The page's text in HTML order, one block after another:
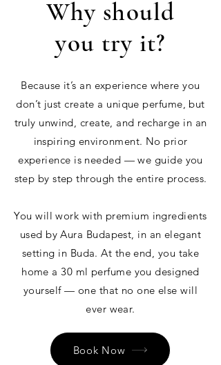
Why should
you try it?
Because it’s an experience where you
don’t just create a unique perfume, but
truly unwind, create, and recharge in an
inspiring environment. No prior
experience is needed — we guide you
step by step through the entire process.
You will work with premium ingredients
used by Aura Budapest, in an elegant
setting in Buda. At the end, you take
home a 30 ml perfume you designed
yourself — one that no one else will
ever wear.
Book Now